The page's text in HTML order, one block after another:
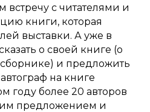
встречу с читателями и
книги, которая
выставки. А уже в
о своей книге (о
и предложить
на книге
году более 20 авторов
предложением и